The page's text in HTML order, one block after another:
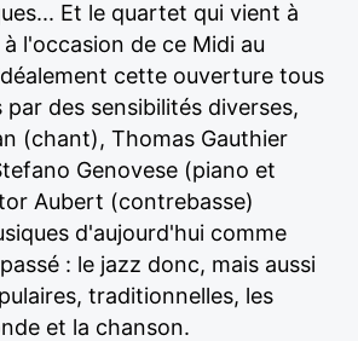
Et le quartet qui vient à
l'occasion de ce Midi au
cette ouverture tous
des sensibilités diverses,
(chant), Thomas Gauthier
Genovese (piano et
Aubert (contrebasse)
d'aujourd'hui comme
: le jazz donc, mais aussi
traditionnelles, les
et la chanson.